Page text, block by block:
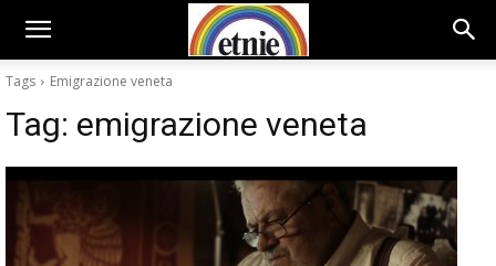
Tags Emigrazione veneta
Tag: emigrazione veneta